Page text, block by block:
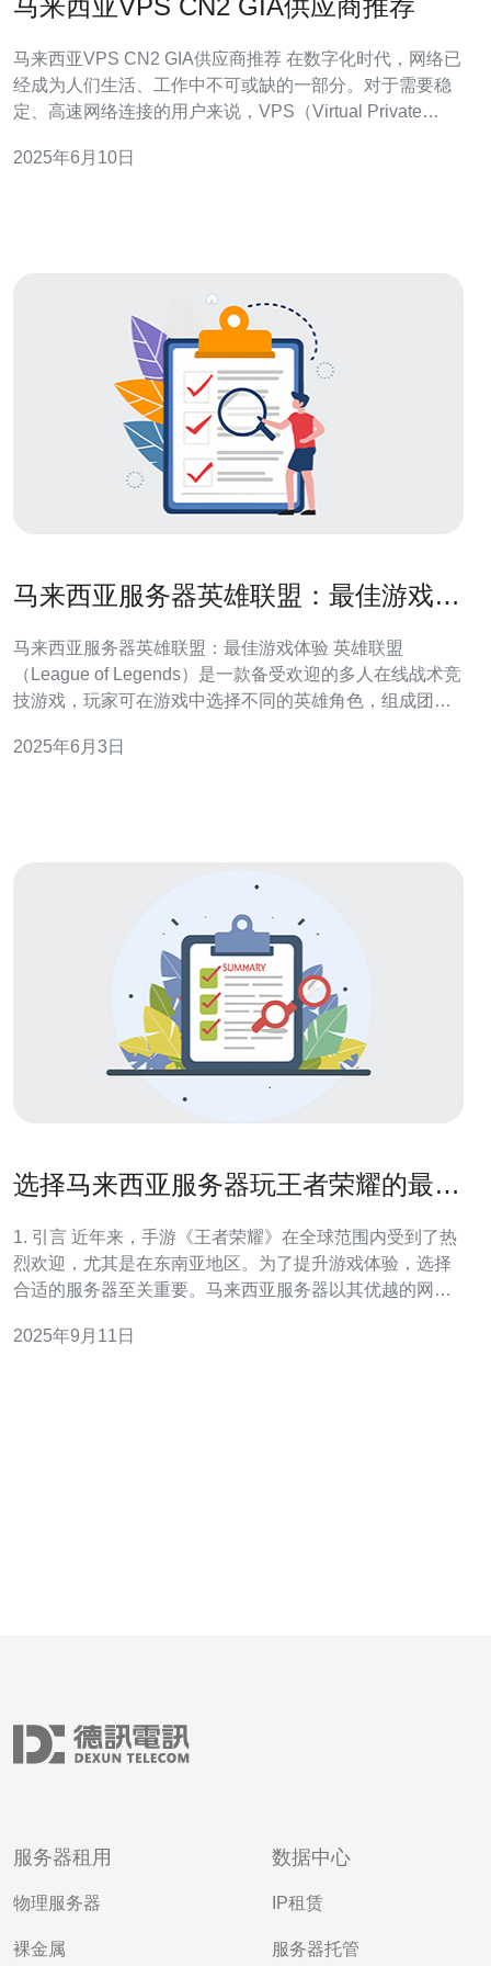
马来西亚VPS CN2 GIA供应商推荐
马来西亚VPS CN2 GIA供应商推荐 在数字化时代，网络已
经成为人们生活、工作中不可或缺的一部分。对于需要稳
定、高速网络连接的用户来说，VPS（Virtual Private
VPS供应商，但如何选择一家性价比高、服务质量好的供
2025年6月10日
马来西亚服务器英雄联盟：最佳游戏体
马来西亚服务器英雄联盟：最佳游戏体验 英雄联盟
（League of Legends）是一款备受欢迎的多人在线战术竞
技游戏，玩家可在游戏中选择不同的英雄角色，组成团队
一些服务器提供了最佳的游戏体验。 马来西亚的英雄联盟
2025年6月3日
选择马来西亚服务器玩王者荣耀的最佳
1. 引言 近年来，手游《王者荣耀》在全球范围内受到了热
烈欢迎，尤其是在东南亚地区。为了提升游戏体验，选择
合适的服务器至关重要。马来西亚服务器以其优越的网络
择马来西亚服务器玩《王者荣耀》的最佳时机及相关技术
2025年9月11日
服务器租用
物理服务器
裸金属
数据中心
IP租赁
服务器托管